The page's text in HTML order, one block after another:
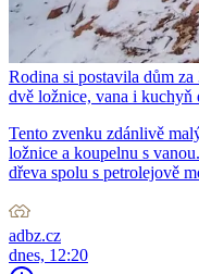
Rodina si postavila dům
dvě ložnice, vana i kuchyň
Tento zvenku zdánlivě
ložnice a koupelnu s
dřeva spolu s petrolejově
adbz.cz
dnes, 12:20